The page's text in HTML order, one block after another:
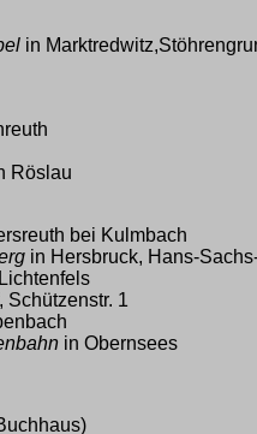
in
Röslau
bei Kulmbach
in Hersbruck, Hans-
Schützenstr. 1
in Obernsees